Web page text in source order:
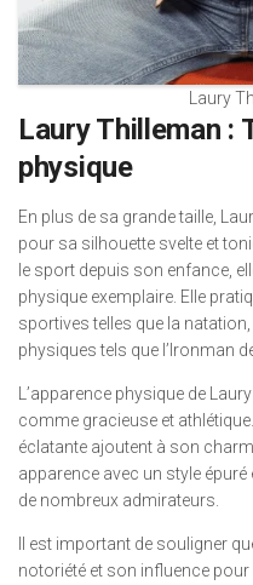
Laury
Laury Thilleman :
physique
En plus de sa grande taille,
pour sa silhouette svelte et
le sport depuis son enfance,
physique exemplaire. Elle
sportives telles que la
physiques tels que l’Ironman
L’apparence physique de
comme gracieuse et
éclatante ajoutent à son
apparence avec un style épuré
de nombreux admirateurs.
Il est important de souligner
notoriété et son influence